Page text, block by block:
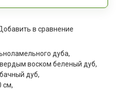
в сравнение
дуба,
воском беленый дуб,
дуб,
см,